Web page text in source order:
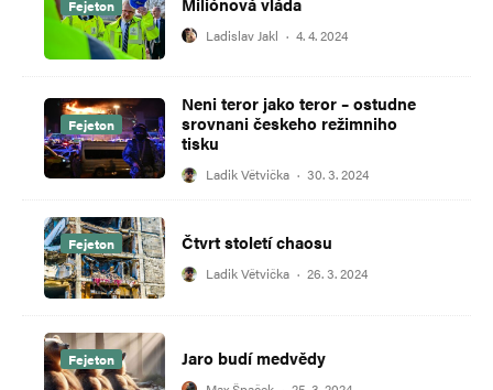
Fejeton
Ladislav Jakl · 4. 4. 2024
Fejeton
Neni teror jako teror – ostudne
srovnani českeho režimniho
tisku
Ladik Větvička · 30. 3. 2024
Fejeton Čtvrt století chaosu
Ladik Větvička · 26. 3. 2024
Fejeton Jaro budí medvědy